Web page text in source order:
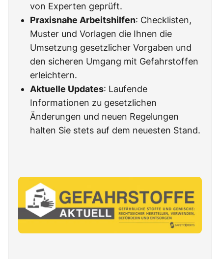
von Experten geprüft.
Praxisnahe Arbeitshilfen: Checklisten,
Muster und Vorlagen die Ihnen die
Umsetzung gesetzlicher Vorgaben und
den sicheren Umgang mit Gefahrstoffen
erleichtern.
Aktuelle Updates: Laufende
Informationen zu gesetzlichen
Änderungen und neuen Regelungen
halten Sie stets auf dem neuesten Stand.